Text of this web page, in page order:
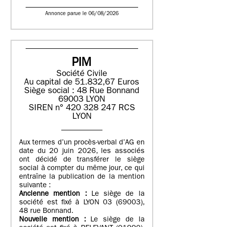
Annonce parue le 06/08/2026
PIM
Société Civile
Au capital de 51.832,67 Euros
Siège social : 48 Rue Bonnand
69003 LYON
SIREN n° 420 328 247 RCS
LYON
Aux termes d’un procès-verbal d’AG en
date du 20 juin 2026, les associés
ont décidé de transférer le siège
social à compter du même jour, ce qui
entraîne la publication de la mention
suivante :
Ancienne mention : Le siège de la
société est fixé à LYON 03 (69003),
48 rue Bonnand.
Nouvelle mention :
Le siège de la